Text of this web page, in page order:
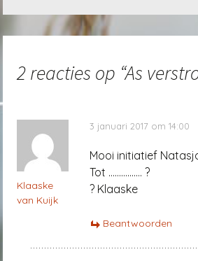
2 reacties op “As
Klaaske
van Kuijk
3 januari 2017 om 14:00
Mooi initiatief
Tot ……………. ?
? Klaaske
Beantwoorden